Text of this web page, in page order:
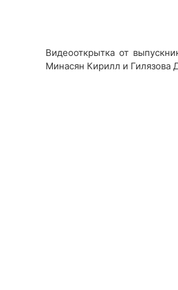
Видеооткрытка от
Минасян Кирилл и Гилязова